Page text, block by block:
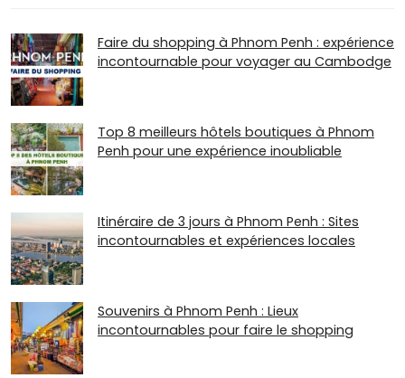
Faire du shopping à Phnom Penh : expérience
incontournable pour voyager au Cambodge
Top 8 meilleurs hôtels boutiques à Phnom
Penh pour une expérience inoubliable
Itinéraire de 3 jours à Phnom Penh : Sites
incontournables et expériences locales
Souvenirs à Phnom Penh : Lieux
incontournables pour faire le shopping